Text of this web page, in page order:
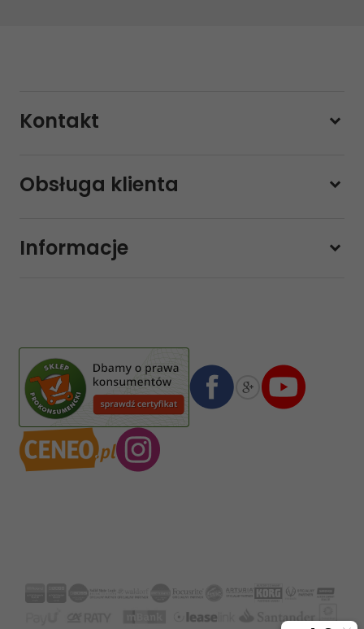
Kontakt
228800000
sklep@sklep-muzyczny.com.pl
08 1140 2004 0000 3102 4903 0792
Obsługa klienta
Informacje